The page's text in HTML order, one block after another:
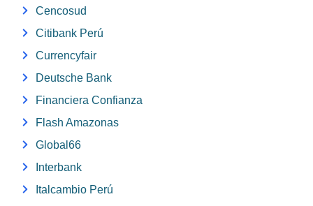
Cencosud
Citibank Perú
Currencyfair
Deutsche Bank
Financiera Confianza
Flash Amazonas
Global66
Interbank
Italcambio Perú